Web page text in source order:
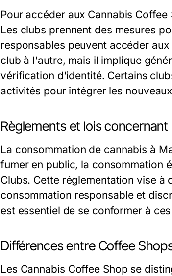
Pour accéder aux Cannabis
Les clubs prennent des mesures
responsables peuvent accéder
club à l'autre, mais il implique
vérification d'identité. Certains
activités pour intégrer les
Règlements et lois
La consommation de cannabis à
fumer en public, la consommation
Clubs. Cette réglementation vise
consommation responsable et
est essentiel de se conformer à
Différences entre Coffee
Les Cannabis Coffee Shop se